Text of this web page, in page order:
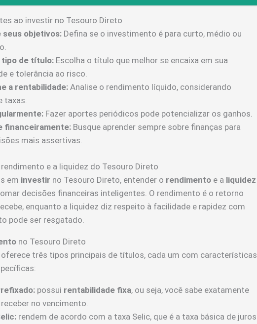
ao investir no Tesouro Direto
seus objetivos: Defina se o investimento é para curto, médio ou
tipo de título: Escolha o título que melhor se encaixa em sua
e tolerância ao risco.
a rentabilidade:Analise o rendimento líquido, considerando
taxas.
Fazer aportes periódicos pode potencializar os ganhos.
financeiramente: Busque aprender sempre sobre finanças para
mais assertivas.
e a liquidez do Tesouro Direto
em investir no Tesouro Direto, entender o rendimento e a liquidez
decisões financeiras inteligentes. O rendimento é o retorno
enquanto a liquidez diz respeito à facilidade e rapidez com
pode ser resgatado.
no Tesouro Direto
oferece três tipos principais de títulos, cada um com características
possui rentabilidade fixa, ou seja, você sabe exatamente
no vencimento.
rendem de acordo com a taxa Selic, que é a taxa básica de juros